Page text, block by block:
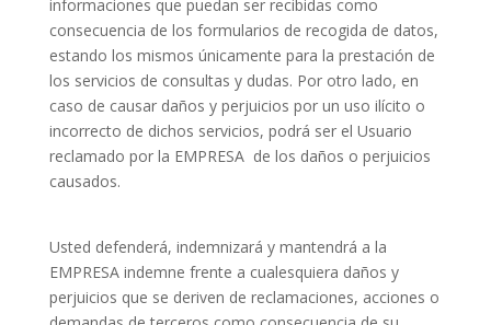
informaciones que puedan ser recibidas como
consecuencia de los formularios de recogida de datos,
estando los mismos únicamente para la prestación de
los servicios de consultas y dudas. Por otro lado, en
caso de causar daños y perjuicios por un uso ilícito o
incorrecto de dichos servicios, podrá ser el Usuario
reclamado por la EMPRESA de los daños o perjuicios
causados.
Usted defenderá, indemnizará y mantendrá a la
EMPRESA indemne frente a cualesquiera daños y
perjuicios que se deriven de reclamaciones, acciones o